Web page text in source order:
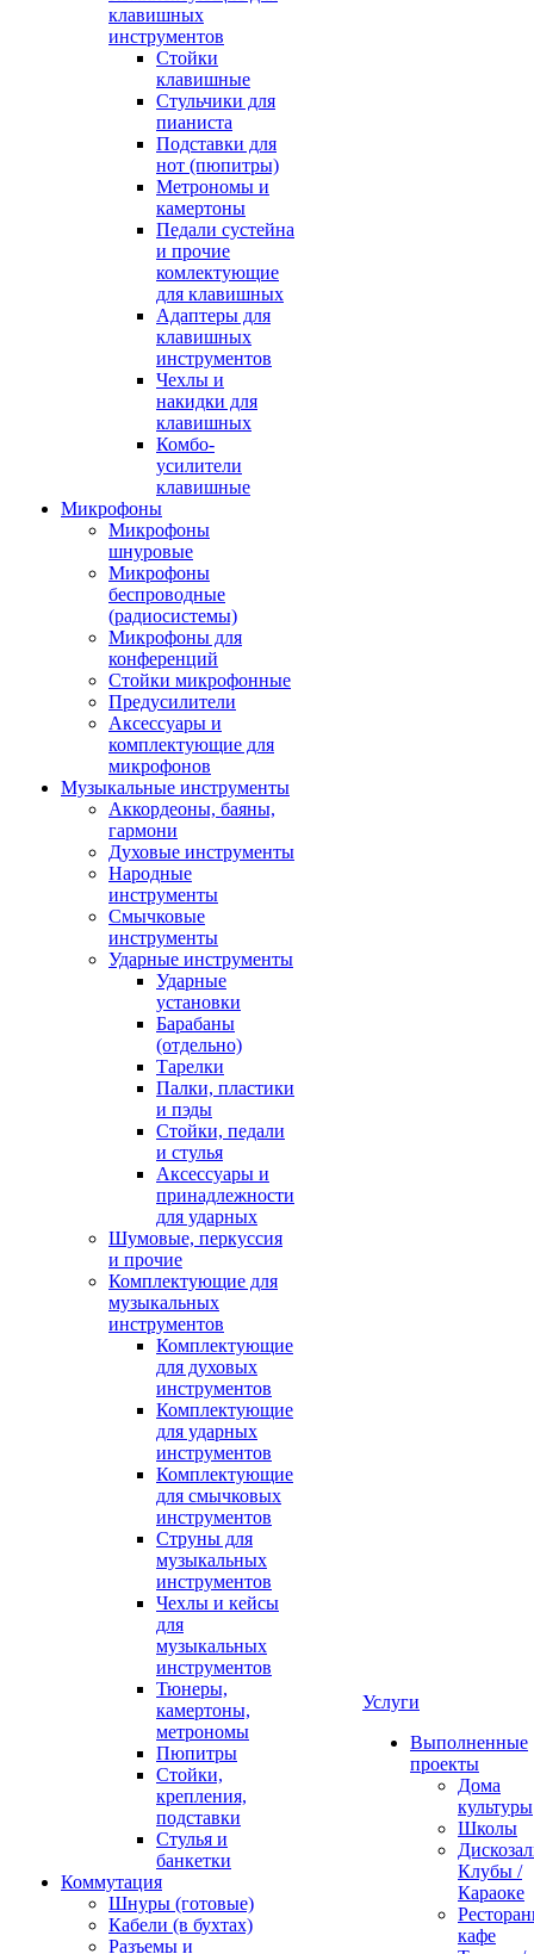
клавишных
инструментов
Стойки
клавишные
Стульчики для
пианиста
Подставки для
нот (пюпитры)
Метрономы и
камертоны
Педали сустейна
и прочие
комлектующие
для клавишных
Адаптеры для
клавишных
инструментов
Чехлы и
накидки для
клавишных
Комбо-
усилители
клавишные
Микрофоны
Микрофоны
шнуровые
Микрофоны
беспроводные
(радиосистемы)
Микрофоны для
конференций
Стойки микрофонные
Предусилители
Аксессуары и
комплектующие для
микрофонов
Музыкальные инструменты
Аккордеоны, баяны,
гармони
Духовые инструменты
Народные
инструменты
Смычковые
инструменты
Ударные инструменты
Ударные
установки
Барабаны
(отдельно)
Тарелки
Палки, пластики
и пэды
Стойки, педали
и стулья
Аксессуары и
принадлежности
для ударных
Шумовые, перкуссия
и прочие
Комплектующие для
музыкальных
инструментов
Комплектующие
для духовых
инструментов
Комплектующие
для ударных
инструментов
Комплектующие
для смычковых
инструментов
Струны для
музыкальных
инструментов
Чехлы и кейсы
для
музыкальных
инструментов
Тюнеры,
камертоны,
метрономы
Пюпитры
Стойки,
крепления,
подставки
Стулья и
банкетки
Коммутация
Шнуры (готовые)
Кабели (в бухтах)
Разъемы и
Услуги
Выполненные
проекты
Дома
культуры
Школы
Клубы /
Караоке
кафе